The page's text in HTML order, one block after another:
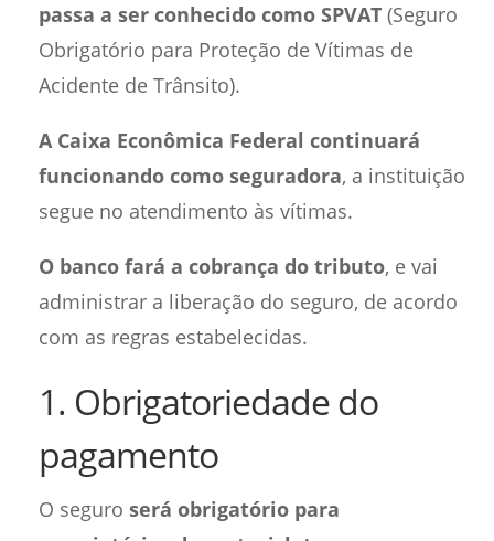
passa a ser conhecido como SPVAT(Seguro
Obrigatório para Proteção de Vítimas de
Acidente de Trânsito).
A Caixa Econômica Federal continuará
funcionando como seguradora, a instituição
segue no atendimento às vítimas.
O banco fará a cobrança do tributo, e vai
administrar a liberação do seguro, de acordo
com as regras estabelecidas.
1. Obrigatoriedade do
pagamento
O seguro será obrigatório para